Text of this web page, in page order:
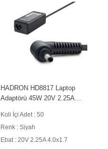
HADRON HD8817 Laptop
Adaptörü 45W 20V 2.25A
Koli İçi Adet : 50
Renk : Siyah
Ebat : 20V 2.25A 4.0x1.7